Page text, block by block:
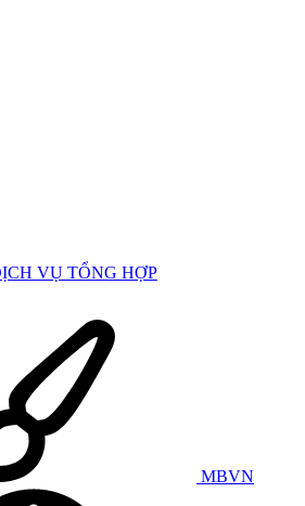
VỤ TỔNG HỢP
MBVN